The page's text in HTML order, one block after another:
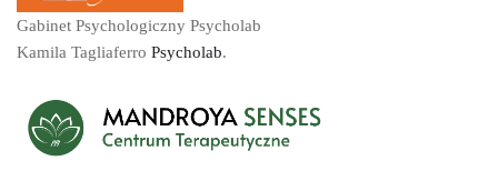
Gabinet Psychologiczny Psycholab
Kamila Tagliaferro Psycholab.